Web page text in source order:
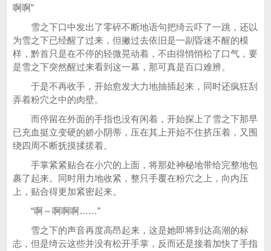
啊啊”
雪之下口中发出了零碎不断地语句把绮云吓了一跳，还以
为雪之下已经醒了过来，但撇过去依旧是一副昏迷不醒的模
样，黔首只是在不停的轻微晃动着，不由得悄悄松了口气，要
是雪之下突然醒过来看到这一幕，那可真是百口难辨。
于是不再收手，开始愈发大力地抽插起来，同时还疯狂刮
弄着粉穴之中的肉壁。
而停留在外面的手指也没有闲着，开始探上了雪之下那早
已充血挺立变硬的娇小阴蒂，压在其上开始不住挤压着，又围
绕四周不断抚摸揉搓着。
手掌紧紧贴合在小穴的上面，将那处神秘地带给完整地包
裹了起来。同时用力地收紧，整只手覆在粉穴之上，向内压
上，贴合得更加紧密起来。
“啊～啊啊啊……”
雪之下的声音再度高昂起来，这是她即将到达高潮的标
志，但是绮云这些并没有松开手掌，反而还是接着加快了手指